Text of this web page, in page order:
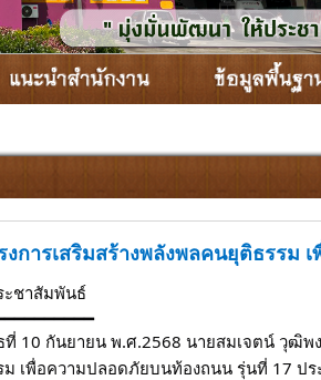
งการเสริมสร้างพลังพลคนยุติธรรม
ะชาสัมพันธ์
ที่ 10 กันยายน พ.ศ.2568 นายสมเจตน์ วุฒิพ
ม เพื่อความปลอดภัยบนท้องถนน รุ่นที่ 17 ป